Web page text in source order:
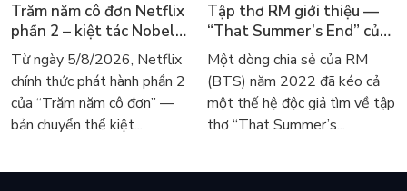
Trăm năm cô đơn Netflix
phần 2 – kiệt tác Nobel
trở lại màn ảnh, dòng
người tìm đọc lại García
Márquez
Từ ngày 5/8/2026, Netflix
chính thức phát hành phần 2
của “Trăm năm cô đơn” —
bản chuyển thể kiệt...
Tập thơ RM giới thiệu —
“That Summer’s End” của
Lee Seong-bok ra mắt bản
tiếng Anh sau 4 năm gây
sốt
Một dòng chia sẻ của RM
(BTS) năm 2022 đã kéo cả
một thế hệ độc giả tìm về tập
thơ “That Summer’s...